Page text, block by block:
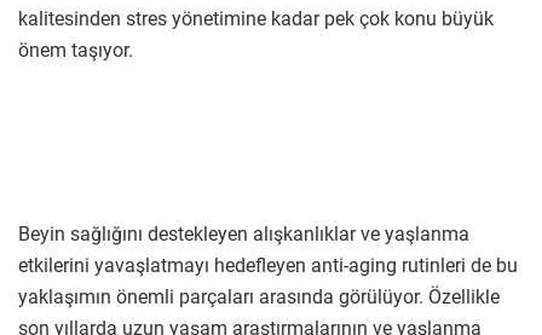
kalitesinden stres yönetimine kadar pek çok konu büyük
önem taşıyor.
Beyin sağlığını destekleyen alışkanlıklar ve yaşlanma
etkilerini yavaşlatmayı hedefleyen anti-aging rutinleri de bu
yaklaşımın önemli parçaları arasında görülüyor. Özellikle
son yıllarda uzun yaşam araştırmalarının ve yaşlanma